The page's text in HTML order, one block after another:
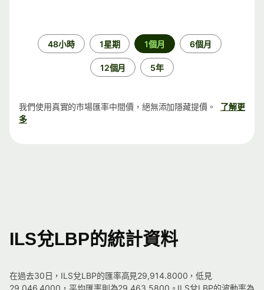
48小時 1星期 1個月 6個月
12個月 5年
我們使用真實的市場匯率中間價，絕無添加隱藏提價。
了解更
多
ILS兌LBP的統計資料
在過去30日，ILS兌LBP的匯率高見29,914.8000，低見